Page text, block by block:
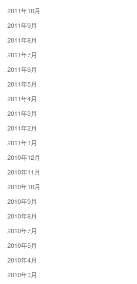
2011年10月
2011年9月
2011年8月
2011年7月
2011年6月
2011年5月
2011年4月
2011年3月
2011年2月
2011年1月
2010年12月
2010年11月
2010年10月
2010年9月
2010年8月
2010年7月
2010年5月
2010年4月
2010年3月